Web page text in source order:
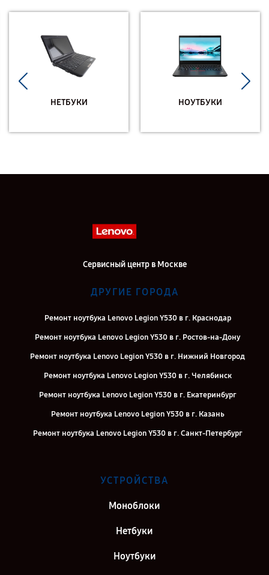
НЕТБУКИ НОУТБУКИ
Сервисный центр в Москве
ДРУГИЕ ГОРОДА
Ремонт ноутбука Lenovo Legion Y530 в г. Краснодар
Ремонт ноутбука Lenovo Legion Y530 в г. Ростов-на-Дону
Ремонт ноутбука Lenovo Legion Y530 в г. Нижний Новгород
Ремонт ноутбука Lenovo Legion Y530 в г. Челябинск
Ремонт ноутбука Lenovo Legion Y530 в г. Екатеринбург
Ремонт ноутбука Lenovo Legion Y530 в г. Казань
Ремонт ноутбука Lenovo Legion Y530 в г. Санкт-Петербург
УСТРОЙСТВА
Моноблоки
Нетбуки
Ноутбуки